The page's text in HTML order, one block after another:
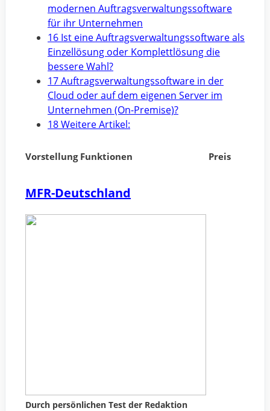
modernen Auftragsverwaltungssoftware
für ihr Unternehmen
16 Ist eine Auftragsverwaltungssoftware als
Einzellösung oder Komplettlösung die
bessere Wahl?
17 Auftragsverwaltungssoftware in der
Cloud oder auf dem eigenen Server im
Unternehmen (On-Premise)?
18 Weitere Artikel:
Vorstellung Funktionen Preis
MFR-Deutschland
Durch persönlichen Test der Redaktion